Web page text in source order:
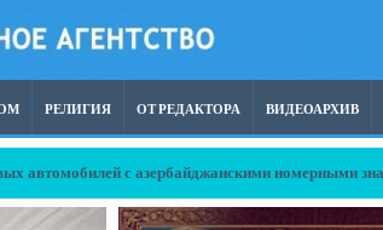
РЕЛИГИЯ ОТ РЕДАКТОРА ВИДЕОАРХИВ
с азербайджанскими номерными